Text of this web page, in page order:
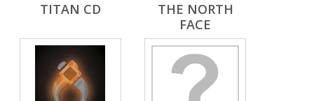
TITAN CD
THE NORTH
FACE